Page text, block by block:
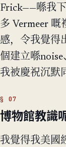
Frick——喺我
多 Vermeer
感，令我覺得
個建立喺
我被慶祝沉默
博物館教識
我覺得我美國